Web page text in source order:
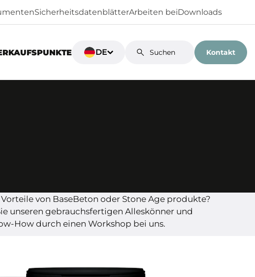
SicherheitsdatenblätterArbeiten beiDownloads
DE Kontakt
von BaseBeton oder Stone Age produkte?
unseren gebrauchsfertigen Alleskönner und
How durch einen Workshop bei uns.